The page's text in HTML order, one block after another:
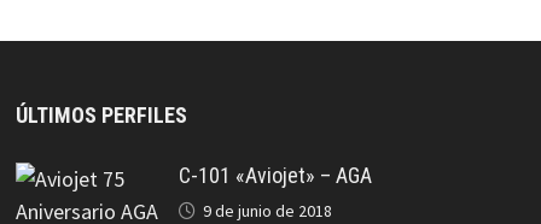
ÚLTIMOS PERFILES
C-101 «Aviojet» – AGA
9 de junio de 2018